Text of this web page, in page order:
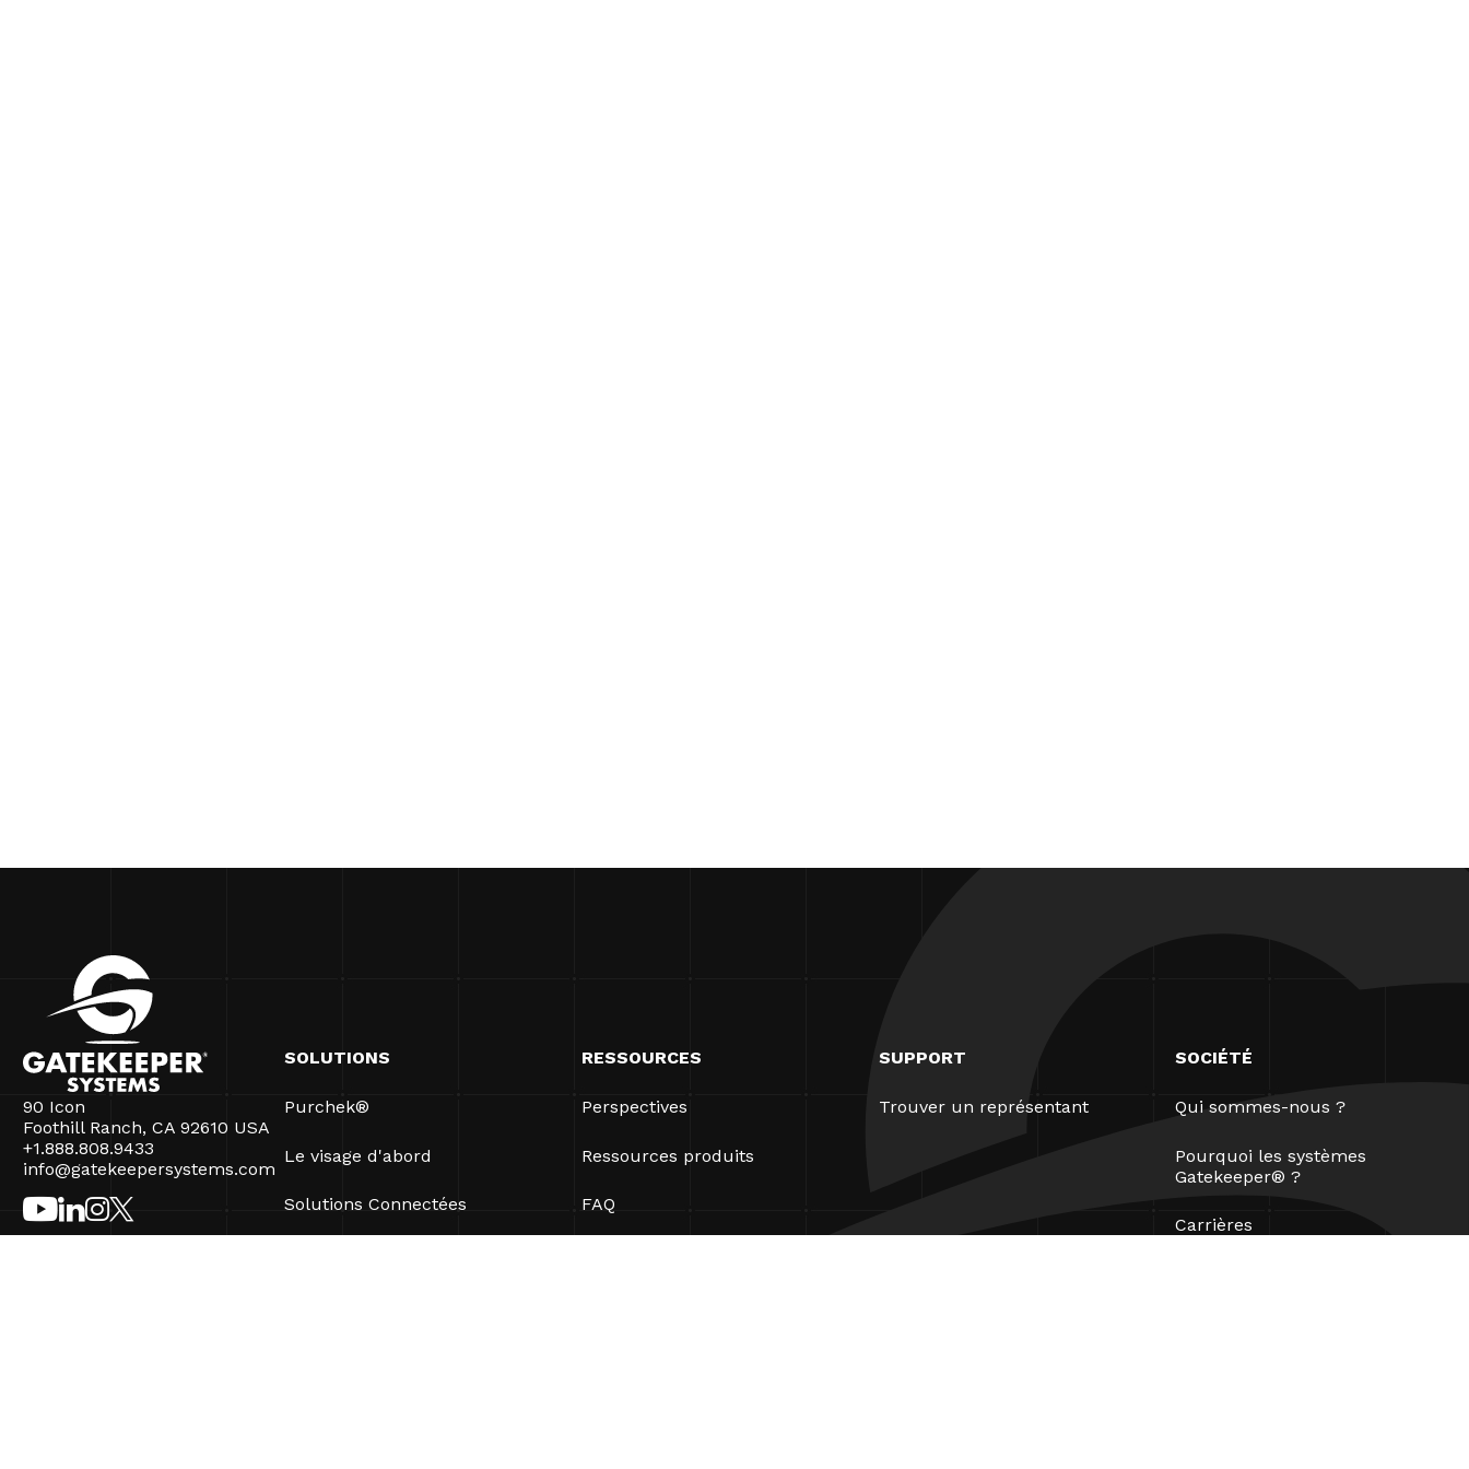
90 Icon
Foothill Ranch, CA 92610 USA
+1.888.808.9433
info@gatekeepersystems.com
SOLUTIONS
Purchek®
Le visage d'abord
Solutions Connectées
RESSOURCES
Perspectives
Ressources produits
FAQ
SUPPORT
Trouver un représentant
SOCIÉTÉ
Qui sommes-nous ?
Pourquoi les systèmes
Gatekeeper® ?
Carrières